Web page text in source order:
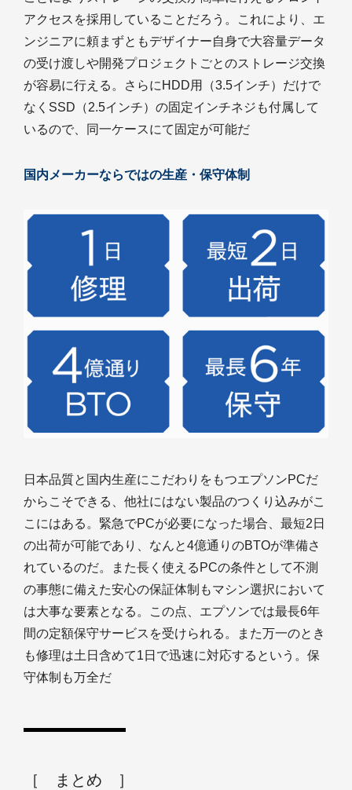
アクセスを採用していることだろう。これにより、エ
ンジニアに頼まずともデザイナー自身で大容量データ
の受け渡しや開発プロジェクトごとのストレージ交換
が容易に行える。さらにHDD用（3.5インチ）だけで
なくSSD（2.5インチ）の固定インチネジも付属して
いるので、同一ケースにて固定が可能だ
国内メーカーならではの生産・保守体制
日本品質と国内生産にこだわりをもつエプソンPCだ
からこそできる、他社にはない製品のつくり込みがこ
こにはある。緊急でPCが必要になった場合、最短2日
の出荷が可能であり、なんと4億通りのBTOが準備さ
れているのだ。また長く使えるPCの条件として不測
の事態に備えた安心の保証体制もマシン選択において
は大事な要素となる。この点、エプソンでは最長6年
間の定額保守サービスを受けられる。また万一のとき
も修理は土日含めて1日で迅速に対応するという。保
守体制も万全だ
［ まとめ ］